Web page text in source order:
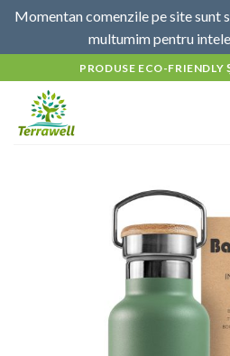
Momentan comenzile pe site sunt
multumim pentru
content
PRODUSE ECO-FRIENDLY